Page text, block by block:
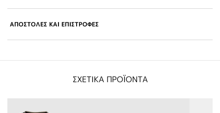
ΑΠΟΣΤΟΛΕΣ ΚΑΙ ΕΠΙΣΤΡΟΦΕΣ
ΣΧΕΤΙΚΑ ΠΡΟΪΟΝΤΑ